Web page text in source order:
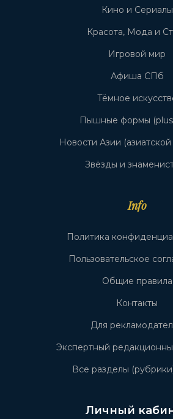
Кино и Сериалы
Красота, Мода и
Игровой мир
Афиша СПб
Тёмное
Пышные формы
Новости Азии (азиатской
Звёзды и
Info
Политика
Пользовательское
Общие правила
Контакты
Для
Экспертный
Все разделы
Личный